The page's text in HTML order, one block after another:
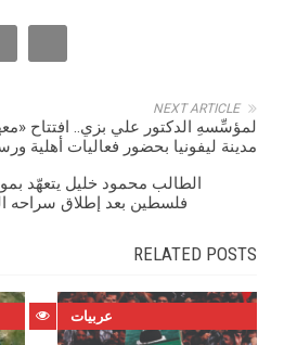
NEXT ARTICLE
لمؤسِّسهِ الدكتور علي بزي.. افتتاح
مدينة ليفونيا بحضور فعاليات أهلية
الطالب محمود خليل يتعهّد
فلسطين بعد إطلاق سراحه
RELATED POSTS
عربيات